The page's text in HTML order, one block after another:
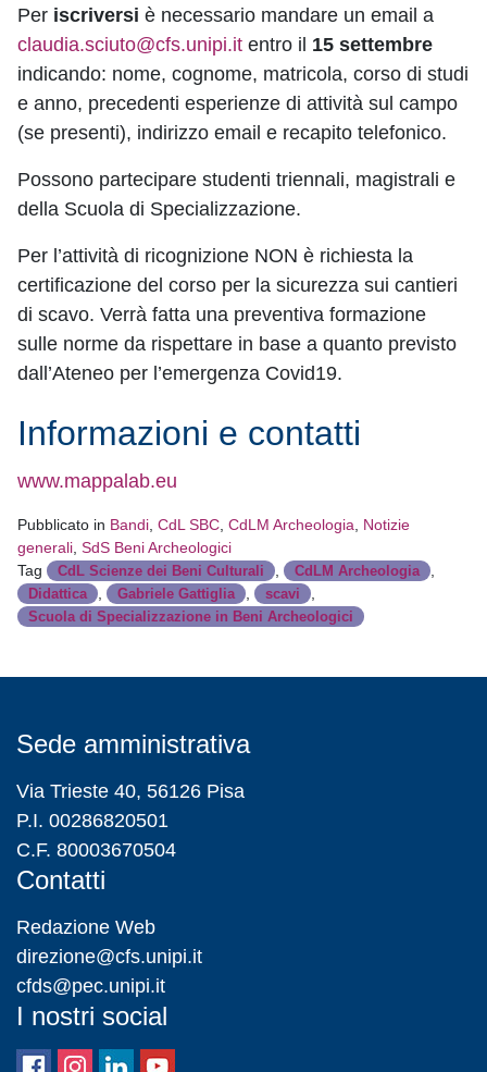
Per iscriversi è necessario mandare un email a
claudia.sciuto@cfs.unipi.it entro il 15 settembre
indicando: nome, cognome, matricola, corso di studi
e anno, precedenti esperienze di attività sul campo
(se presenti), indirizzo email e recapito telefonico.
Possono partecipare studenti triennali, magistrali e
della Scuola di Specializzazione.
Per l’attività di ricognizione NON è richiesta la
certificazione del corso per la sicurezza sui cantieri
di scavo. Verrà fatta una preventiva formazione
sulle norme da rispettare in base a quanto previsto
dall’Ateneo per l’emergenza Covid19.
Informazioni e contatti
www.mappalab.eu
Pubblicato in Bandi CdL SBC CdLM Archeologia
Notizie
generali SdS Beni Archeologici
Tag
CdL Scienze dei Beni Culturali CdLM Archeologia
Didattica Gabriele Gattiglia scavi
Scuola di Specializzazione in Beni Archeologici
Sede amministrativa
Via Trieste 40, 56126 Pisa
P.I. 00286820501
C.F. 80003670504
Contatti
Redazione Web
direzione@cfs.unipi.it
cfds@pec.unipi.it
I nostri social